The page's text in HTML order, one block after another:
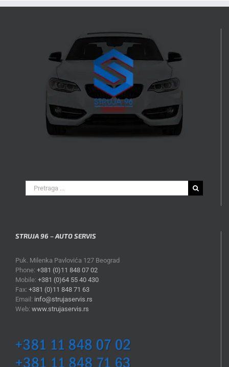
Search
for:
STRUJA 96 – AUTO SERVIS
Puk. Milenka Pavlovića 127 Beograd
Phone: +381 (0)11 848 07 02
Mobile: +381 (0)64 55 40 430
Fax: +381 (0)11 848 71 63
Email: info@strujaservis.rs
Web: www.strujaservis.rs